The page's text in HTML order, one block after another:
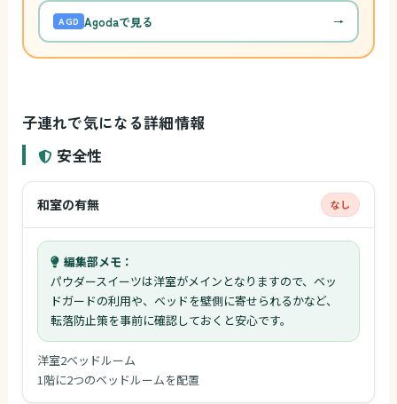
AGD Agodaで見る →
子連れで気になる詳細情報
安全性
和室の有無 なし
編集部メモ：
パウダースイーツは洋室がメインとなりますので、ベッ
ドガードの利用や、ベッドを壁側に寄せられるかなど、
転落防止策を事前に確認しておくと安心です。
洋室2ベッドルーム
1階に2つのベッドルームを配置